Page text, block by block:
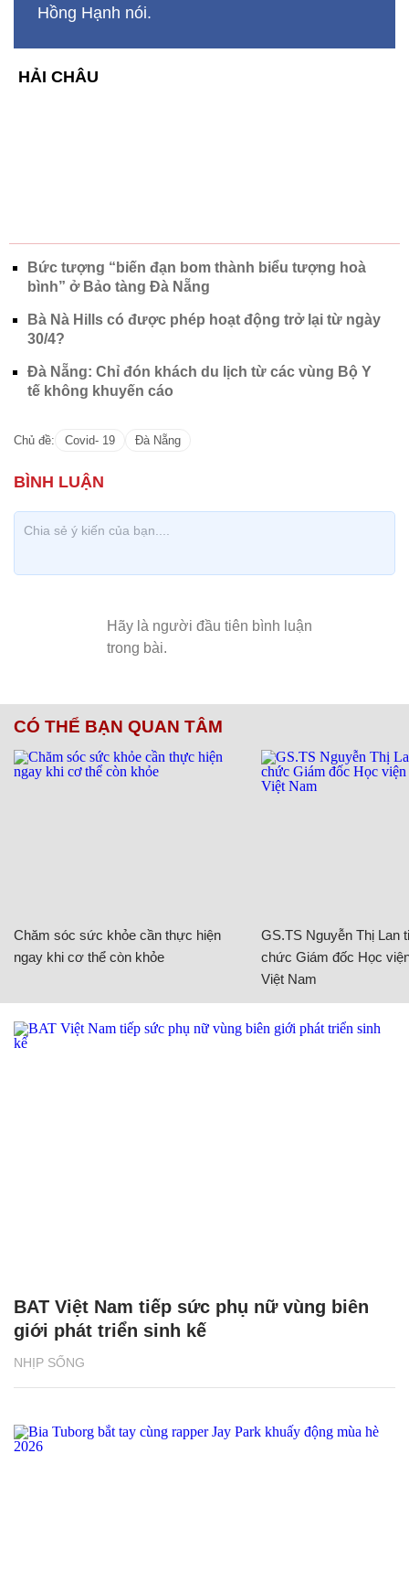
Hồng Hạnh nói.
HẢI CHÂU
Bức tượng “biến đạn bom thành biểu tượng hoà
bình” ở Bảo tàng Đà Nẵng
Bà Nà Hills có được phép hoạt động trở lại từ ngày
30/4?
Đà Nẵng: Chỉ đón khách du lịch từ các vùng Bộ Y
tế không khuyến cáo
Chủ đề: Covid- 19 Đà Nẵng
CÓ THỂ BẠN QUAN TÂM
Chăm sóc sức khỏe cần thực hiện
ngay khi cơ thể còn khỏe
GS.TS Nguyễn Thị Lan
chức Giám đốc Học
Việt Nam
NHỊP SỐNG
BAT Việt Nam tiếp sức phụ nữ vùng biên
giới phát triển sinh kế